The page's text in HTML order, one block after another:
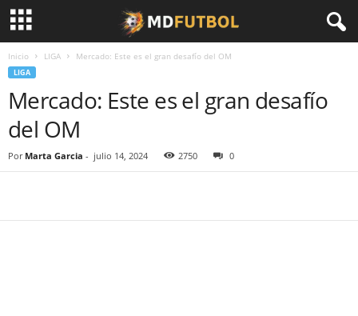
Inicio LIGA Mercado: Este es el gran desafío del OM
LIGA
Mercado: Este es el gran desafío
del OM
Por Marta Garcia - julio 14, 2024 2750 0